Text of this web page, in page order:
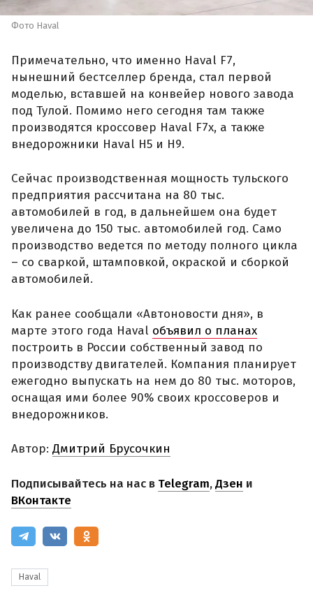
Фото Haval
Примечательно, что именно Haval F7,
нынешний бестселлер бренда, стал первой
моделью, вставшей на конвейер нового завода
под Тулой. Помимо него сегодня там также
производятся кроссовер Haval F7x, а также
внедорожники Haval H5 и H9.
Сейчас производственная мощность тульского
предприятия рассчитана на 80 тыс.
автомобилей в год, в дальнейшем она будет
увеличена до 150 тыс. автомобилей год. Само
производство ведется по методу полного цикла
– со сваркой, штамповкой, окраской и сборкой
автомобилей.
Как ранее сообщали «Автоновости дня», в
марте этого года Haval объявил о планах
построить в России собственный завод по
производству двигателей. Компания планирует
ежегодно выпускать на нем до 80 тыс. моторов,
оснащая ими более 90% своих кроссоверов и
внедорожников.
Автор: Дмитрий Брусочкин
Подписывайтесь на нас в Telegram,Дзен и
ВКонтакте
Haval